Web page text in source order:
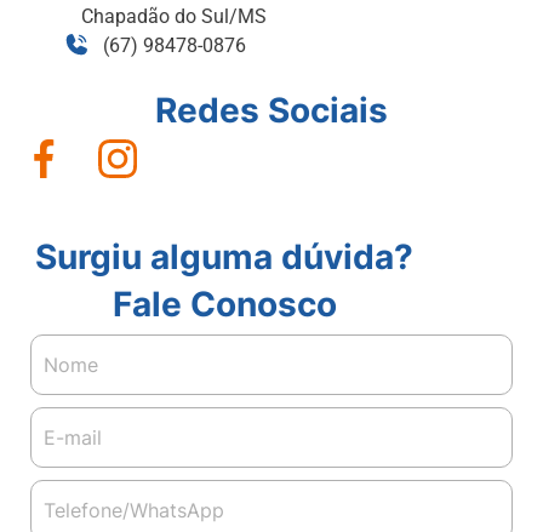
Chapadão do Sul/MS
(67) 98478-0876
Redes Sociais
Surgiu alguma dúvida?
Fale Conosco